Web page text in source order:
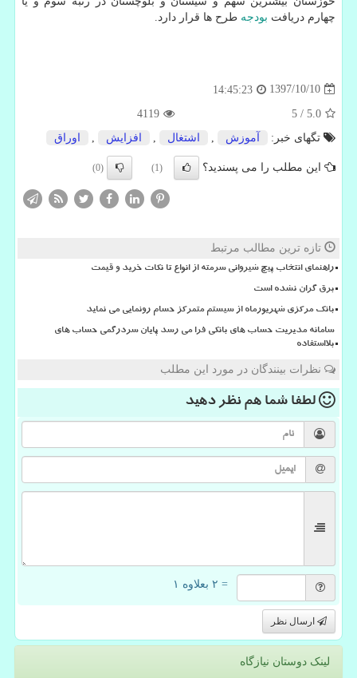
چهارم دریافت بودجه طرح ها قرار دارد.
1397/10/10
14:45:23
5.0
/
5
4119
تگهای خبر:
آموزش اشتغال افزایش اوراق
این مطلب را می پسندید؟ (1)
(0)
تازه ترین مطالب مرتبط
راهنمای انتخاب پیچ شیروانی سرمته از انواع تا نکات خرید و قیمت
برق گران نشده است
بانک مرکزی شهریورماه از سیستم متمرکز حسام رونمایی می نماید
سامانه مدیریت حساب های بانکی فرا می رسد پایان سردرگمی حساب های
بلااستفاده
نظرات بینندگان در مورد این مطلب
لطفا شما همنظر دهید
= ۲ بعلاوه ۱
ارسال نظر
لینک دوستان نیازگاه